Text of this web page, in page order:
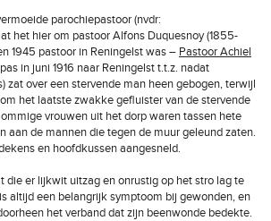
parochiepastoor (nvdr:
het hier om pastoor Alfons Duquesnoy (1855-
1945 pastoor in Reningelst was – Pastoor Achiel
in juni 1916 naar Reningelst t.t.z. nadat
zat over een stervende man heen gebogen, terwijl
het laatste zwakke gefluister van de stervende
vrouwen uit het dorp waren tassen hete
aan de mannen die tegen de muur geleund zaten.
en hoofdkussen aangesneld.
die er lijkwit uitzag en onrustig op het stro lag te
altijd een belangrijk symptoom bij gewonden, en
het verband dat zijn beenwonde bedekte.